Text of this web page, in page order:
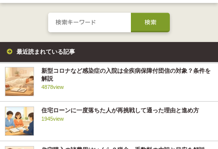
最近読まれている記事
新型コロナなど感染症の入院は全疾病保障付団信の対象？条件を
解説
4878view
住宅ローンに一度落ちた人が再挑戦して通った理由と進め方
1945view